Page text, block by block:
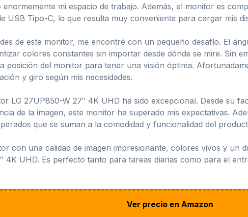
mi espacio de trabajo. Además, el monitor es
USB Tipo-C, lo que resulta muy conveniente para cargar mis
de este monitor, me encontré con un pequeño desafío. El
colores constantes sin importar desde dónde se mire. Sin
posición del monitor para tener una visión óptima.
y giro según mis necesidades.
LG 27UP850-W 27″ 4K UHD ha sido excepcional. Desde su
de la imagen, este monitor ha superado mis expectativas.
que se suman a la comodidad y funcionalidad del
con una calidad de imagen impresionante, colores vivos y un
4K UHD. Es perfecto tanto para tareas diarias como para el
Ver precio en Amazon